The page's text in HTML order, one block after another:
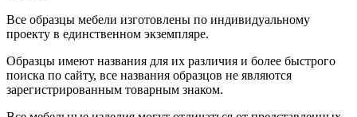
Все образцы мебели изготовлены по индивидуальному
проекту в единственном экземпляре.
Образцы имеют названия для их различия и более быстрого
поиска по сайту, все названия образцов не являются
зарегистрированным товарным знаком.